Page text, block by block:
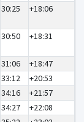
30:25 +18:06
30:50 +18:31
31:06
+18:47
33:12
+20:53
34:16
+21:57
34:27
+22:08